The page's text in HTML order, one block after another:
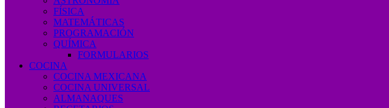
FÍSICA
MATEMÁTICAS
PROGRAMACIÓN
QUÍMICA
FORMULARIOS
COCINA
COCINA MEXICANA
COCINA UNIVERSAL
ALMANAQUES